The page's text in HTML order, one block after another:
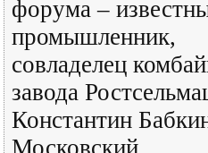
форума –
промышленник,
совладелец
завода
Константин
Московский